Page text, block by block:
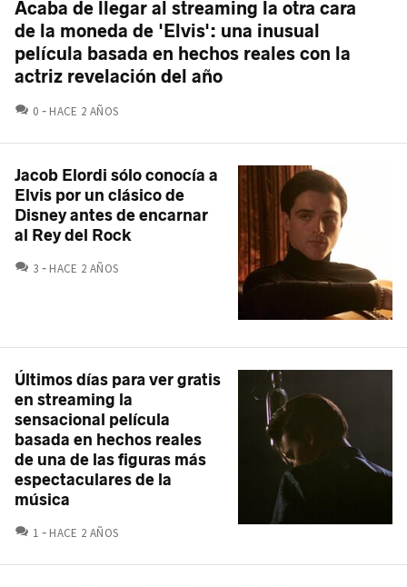
Acaba de llegar al streaming la otra cara
de la moneda de 'Elvis': una inusual
película basada en hechos reales con la
actriz revelación del año
0 COMENTARIOS
HACE 2 AÑOS
Jacob Elordi sólo conocía a
Elvis por un clásico de
Disney antes de encarnar
al Rey del Rock
3 COMENTARIOS
HACE 2 AÑOS
Últimos días para ver gratis
en streaming la
sensacional película
basada en hechos reales
de una de las figuras más
espectaculares de la
música
1 COMENTARIOS
HACE 2 AÑOS